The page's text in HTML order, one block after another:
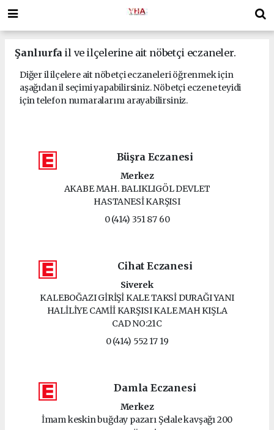
Şanlıurfa il ve ilçelerine ait nöbetçi eczaneler.
Diğer il ilçelere ait nöbetçi eczaneleri öğrenmek için
aşağıdan il seçimi yapabilirsiniz. Nöbetçi eczene teyidi
için telefon numaralarını arayabilirsiniz.
Büşra Eczanesi
Merkez
AKABE MAH. BALIKLIGÖL DEVLET
HASTANESİ KARŞISI
0 (414) 351 87 60
Cihat Eczanesi
Siverek
KALEBOĞAZI GİRİŞİ KALE TAKSİ DURAĞI YANI
HALİLİYE CAMİİ KARŞISI KALE MAH KIŞLA
CAD NO:21C
0 (414) 552 17 19
Damla Eczanesi
Merkez
İmam keskin buğday pazarı Şelale kavşağı 200